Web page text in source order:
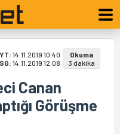
YT: 14.11.2019 10:40
SG: 14.11.2019 12:08
Okuma
3 dakika
Canan
Görüşme